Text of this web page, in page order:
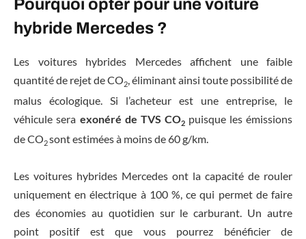
Pourquoi opter pour une voiture
hybride Mercedes ?
Les voitures hybrides Mercedes affichent une faible
quantité de rejet de CO2, éliminant ainsi toute possibilité de
malus écologique. Si l’acheteur est une entreprise, le
véhicule sera exonéré de TVS CO2 puisque les émissions
de CO2sont estimées à moins de 60 g/km.
Les voitures hybrides Mercedes ont la capacité de rouler
uniquement en électrique à 100 %, ce qui permet de faire
des économies au quotidien sur le carburant. Un autre
point positif est que vous pourrez bénéficier de